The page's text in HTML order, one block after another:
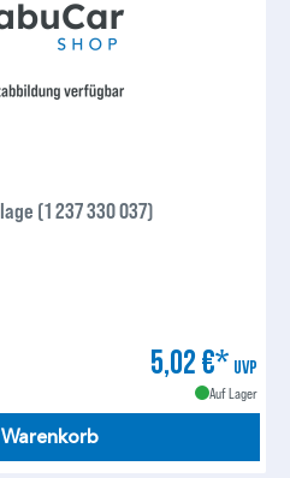
(1 237 330 037)
5,02 €* UVP
Auf Lager